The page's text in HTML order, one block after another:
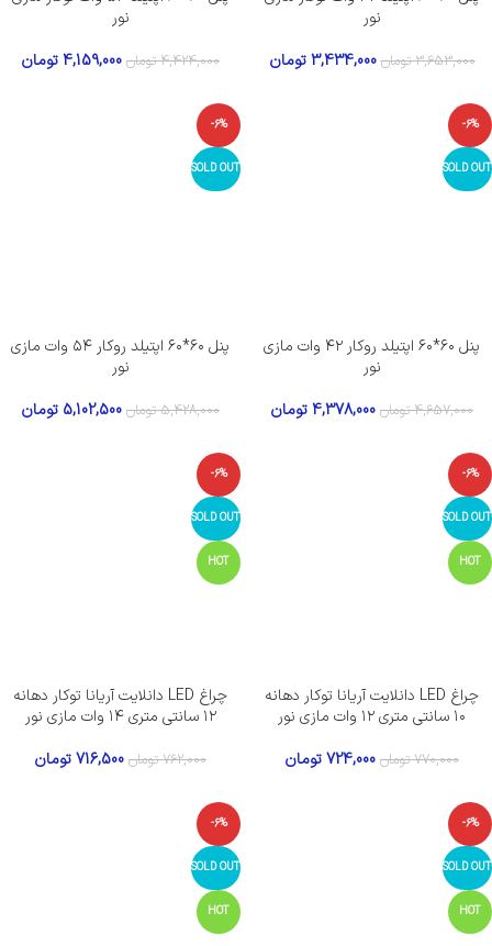
نور
3,653,000 تومان 3,434,000 تومان
نور
4,424,000 تومان 4,159,000تومان
-6%
SOLD OUT
پنل ۶۰*۶۰ اپتیلد روکار ۴۲ وات مازی
نور
4,657,000 تومان 4,378,000تومان
-6%
SOLD OUT
پنل ۶۰*۶۰ اپتیلد روکار ۵۴ وات مازی
نور
5,428,000 تومان 5,102,500 تومان
-6%
SOLD OUT
HOT
چراغ LED دانلایت آریانا توکار دهانه
۱۰ سانتی متری ۱۲ وات مازی نور
770,000 تومان 724,000تومان
-6%
SOLD OUT
HOT
چراغ LED دانلایت آریانا توکار دهانه
۱۲ سانتی متری ۱۴ وات مازی نور
762,000 تومان 716,500تومان
-6%
SOLD OUT
HOT
-6%
SOLD OUT
HOT